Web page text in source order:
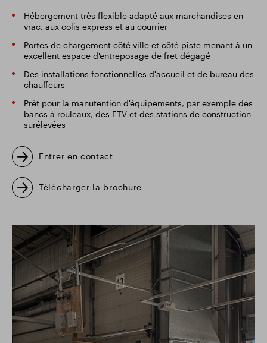
Hébergement très flexible adapté aux marchandises en
vrac, aux colis express et au courrier
Portes de chargement côté ville et côté piste menant à un
excellent espace d'entreposage de fret dégagé
Des installations fonctionnelles d'accueil et de bureau des
chauffeurs
Prêt pour la manutention d'équipements, par exemple des
bancs à rouleaux, des ETV et des stations de construction
surélevées
Entrer en contact
Télécharger la brochure